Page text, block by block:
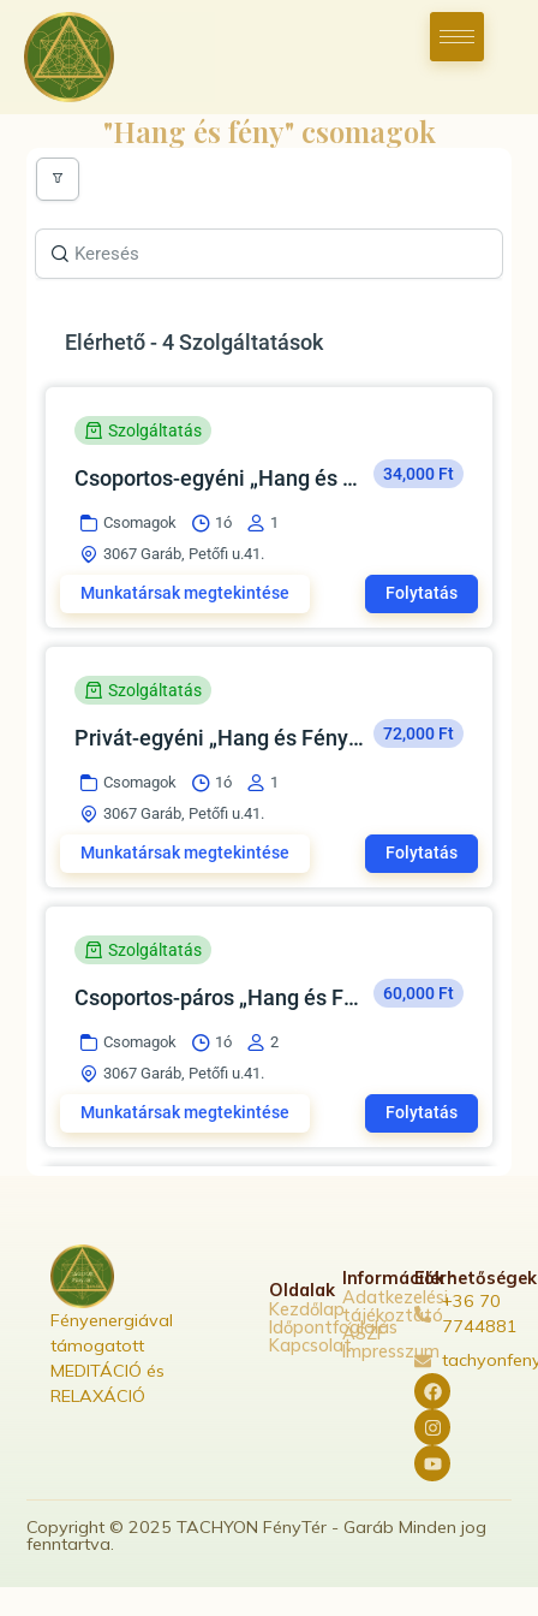
"Hang és fény" csomagok
Elérhető - 4 Szolgáltatások
Szolgáltatás
Csoportos-egyéni „Hang és Fény”csomag 34,000 Ft
Csomagok 1ó
1
3067 Garáb, Petőfi u.41.
Munkatársak megtekintése Folytatás
Szolgáltatás
Privát-egyéni „Hang és Fény”csomag 72,000 Ft
Csomagok 1ó
1
3067 Garáb, Petőfi u.41.
Munkatársak megtekintése Folytatás
Szolgáltatás
Csoportos-páros „Hang és Fény”csomag 60,000 Ft
Csomagok 1ó
2
3067 Garáb, Petőfi u.41.
Munkatársak megtekintése Folytatás
Csomagok
2
3067 Garáb, Petőfi u.41.
Munkatársak megtekintése Folytatás
Fényenergiával
támogatott
MEDITÁCIÓ és
RELAXÁCIÓ
Oldalak
Kezdőlap
Időpontfoglalás
Kapcsolat
Információk
Adatkezelési
tájékoztató
ÁSZF
Impresszum
Elérhetőségek
+36 70
7744881
Copyright © 2025 TACHYON FényTér - Garáb Minden jog
fenntartva.